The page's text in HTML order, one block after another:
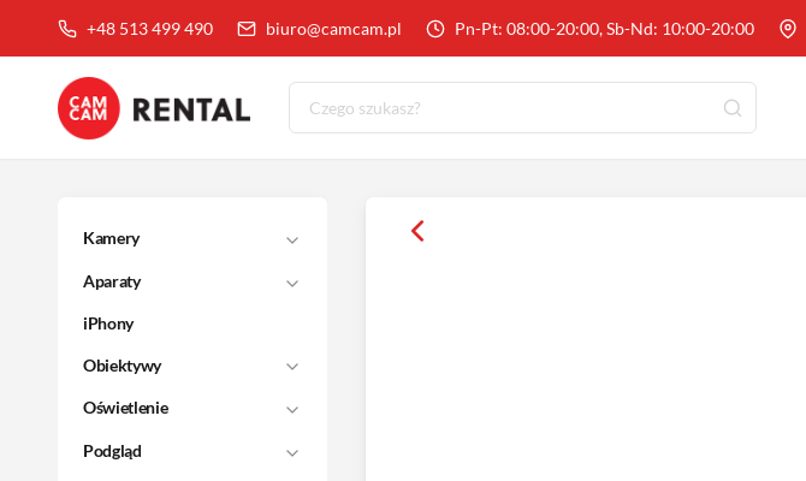
+48 513 499 490 biuro@camcam.pl Pn-Pt: 08:00-20:00, Sb-Nd: 10:00-20:00
Kamery
Aparaty
iPhony
Obiektywy
Oświetlenie
Podgląd